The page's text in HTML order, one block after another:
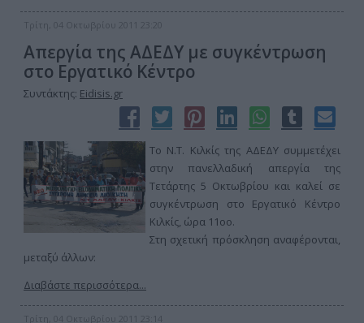
Τρίτη, 04 Οκτωβρίου 2011 23:20
Απεργία της ΑΔΕΔΥ με συγκέντρωση
στο Εργατικό Κέντρο
Συντάκτης: Eidisis.gr
Το Ν.Τ. Κιλκίς της ΑΔΕΔΥ συμμετέχει
στην πανελλαδική απεργία της
Τετάρτης 5 Οκτωβρίου και καλεί σε
συγκέντρωση στο Εργατικό Κέντρο
Κιλκίς, ώρα 11οο.
Στη σχετική πρόσκληση αναφέρονται,
μεταξύ άλλων:
Διαβάστε περισσότερα...
Τρίτη, 04 Οκτωβρίου 2011 23:14